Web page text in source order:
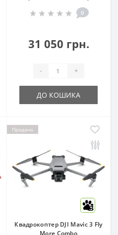
0
31 050 грн.
- +
ДО КОШИКА
Продано
3
Квадрокоптер DJI Mavic 3 Fly
More Combo